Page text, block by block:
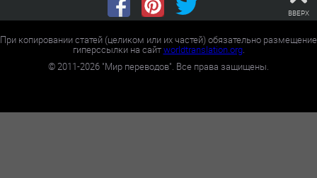
ВВЕРХ
При копировании статей (целиком или их частей) обязательно размещение
гиперссылки на сайтworldtranslation.org.
©2011-2026 "Мир переводов". Все права защищены.